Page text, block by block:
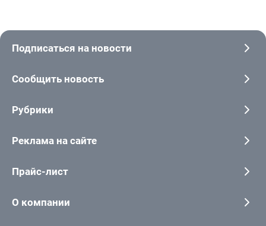
Подписаться на новости
Сообщить новость
Рубрики
Реклама на сайте
Прайс-лист
О компании